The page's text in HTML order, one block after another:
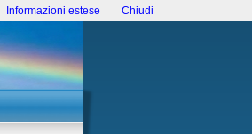
Informazioni estese Chiudi